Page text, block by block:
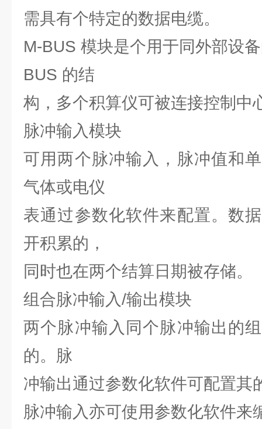
需具有个特定的数据电缆。
M-BUS 模块是个用于同外部设
BUS 的结
构，多个积算仪可被连接控制中
脉冲输入模块
可用两个脉冲输入，脉冲值和
气体或电仪
表通过参数化软件来配置。数
开积累的，
同时也在两个结算日期被存储。
组合脉冲输入/输出模块
两个脉冲输入同个脉冲输出的
的。脉
冲输出通过参数化软件可配置其
脉冲输入亦可使用参数化软件来